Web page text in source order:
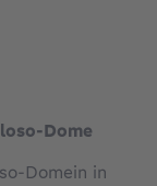
Dome
Domein in